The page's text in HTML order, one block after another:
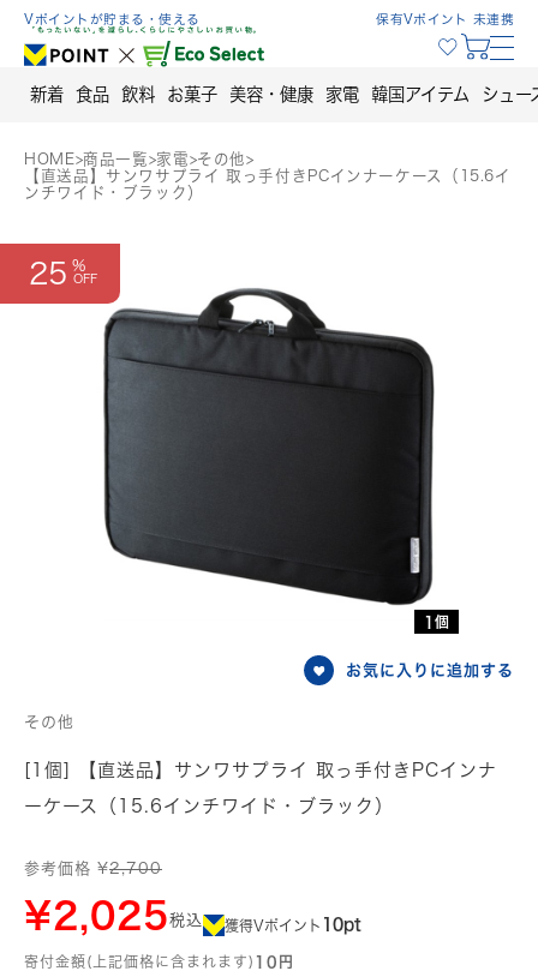
Skip
content
Vポイントが貯まる・使える 保有Vポイント 未連携
新着 食品 飲料 お菓子 美容・健康 家電 韓国アイテム シュー
HOME>商品一覧>家電>その他>
【直送品】サンワサプライ 取っ手付きPCインナーケース（15.6イ
ンチワイド・ブラック）
25
1個
お気に入りに追加する
その他
[1個] 【直送品】サンワサプライ 取っ手付きPCインナ
ーケース（15.6インチワイド・ブラック）
参考価格 ¥2,700
¥2,025税込 獲得Vポイント 10pt
寄付金額(上記価格に含まれます) 10円